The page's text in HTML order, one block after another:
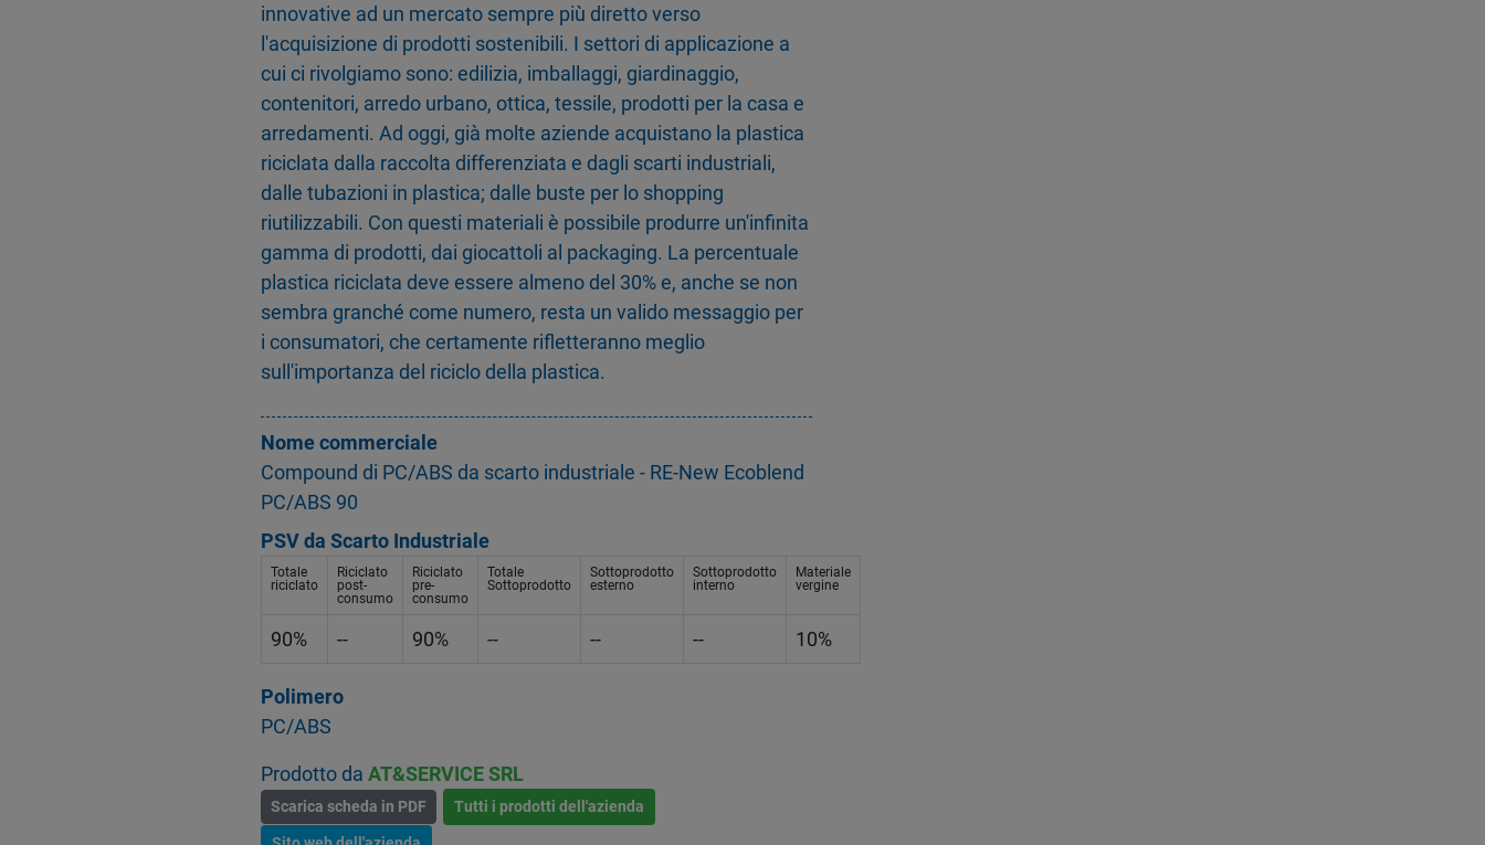
innovative ad un mercato sempre più diretto verso
l'acquisizione di prodotti sostenibili. I settori di applicazione a
cui ci rivolgiamo sono: edilizia, imballaggi, giardinaggio,
contenitori, arredo urbano, ottica, tessile, prodotti per la casa e
arredamenti. Ad oggi, già molte aziende acquistano la plastica
riciclata dalla raccolta differenziata e dagli scarti industriali,
dalle tubazioni in plastica; dalle buste per lo shopping
riutilizzabili. Con questi materiali è possibile produrre un'infinita
gamma di prodotti, dai giocattoli al packaging. La percentuale
plastica riciclata deve essere almeno del 30% e, anche se non
sembra granché come numero, resta un valido messaggio per
i consumatori, che certamente rifletteranno meglio
sull'importanza del riciclo della plastica.
Nome commerciale
Compound di PC/ABS da scarto industriale - RE-New Ecoblend
PC/ABS 90
PSV da Scarto Industriale
Totale
riciclato
Riciclato
post-
consumo
Riciclato
pre-
consumo
Totale
Sottoprodotto
Sottoprodotto
esterno
Sottoprodotto
interno
Materiale
vergine
90% -- 90% -- -- -- 10%
Polimero
PC/ABS
Prodotto da AT&SERVICE SRL
Scarica scheda in PDF Tutti i prodotti dell'azienda